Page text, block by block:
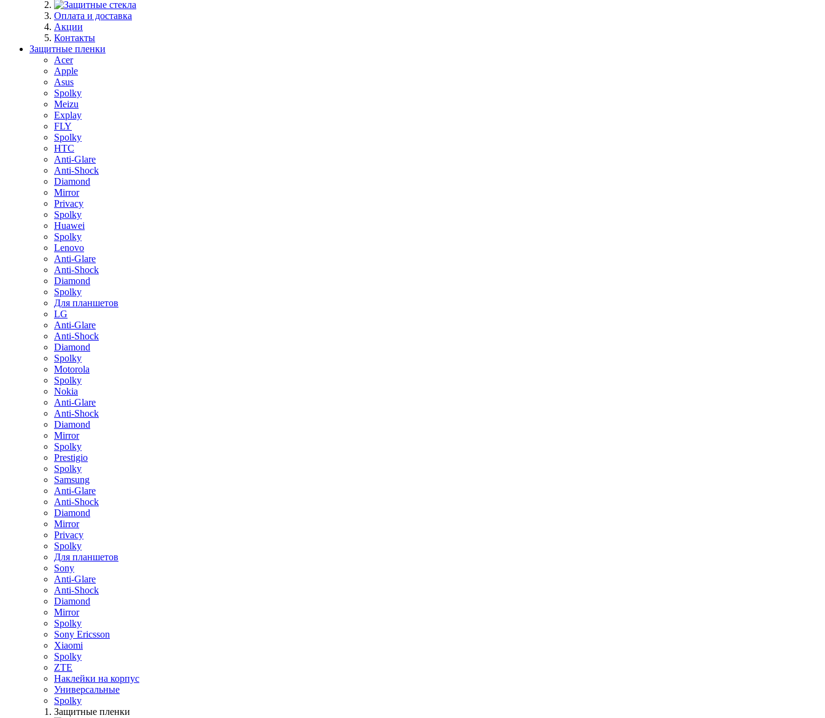
Оплата и доставка
Акции
Контакты
Защитные пленки
Acer
Apple
Asus
Spolky
Meizu
Explay
FLY
Spolky
HTC
Anti-Glare
Anti-Shock
Diamond
Mirror
Privacy
Spolky
Huawei
Spolky
Lenovo
Anti-Glare
Anti-Shock
Diamond
Spolky
Для планшетов
LG
Anti-Glare
Anti-Shock
Diamond
Spolky
Motorola
Spolky
Nokia
Anti-Glare
Anti-Shock
Diamond
Mirror
Spolky
Prestigio
Spolky
Samsung
Anti-Glare
Anti-Shock
Diamond
Mirror
Privacy
Spolky
Для планшетов
Sony
Anti-Glare
Anti-Shock
Diamond
Mirror
Spolky
Sony Ericsson
Xiaomi
Spolky
ZTE
Наклейки на корпус
Универсальные
Spolky
Защитные пленки